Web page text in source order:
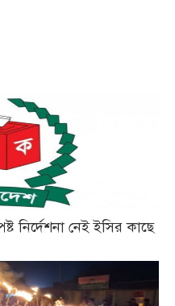
নির্দেশনা নেই ইসির কাছে